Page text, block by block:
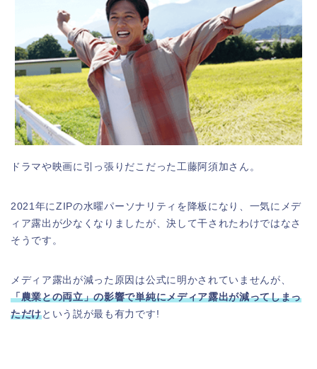
ドラマや映画に引っ張りだこだった工藤阿須加さん。
2021年にZIPの水曜パーソナリティを降板になり、一気にメデ
ィア露出が少なくなりましたが、決して干されたわけではなさ
そうです。
メディア露出が減った原因は公式に明かされていませんが、
「農業との両立」の影響で単純にメディア露出が減ってしまっ
ただけという説が最も有力です!